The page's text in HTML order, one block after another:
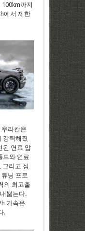
까지
에서 제한
라칸은
강력해졌
된 연료 압
드와 연료
그리고 싱
닝 프로
의 최고출
뿜는다.
가속은
.